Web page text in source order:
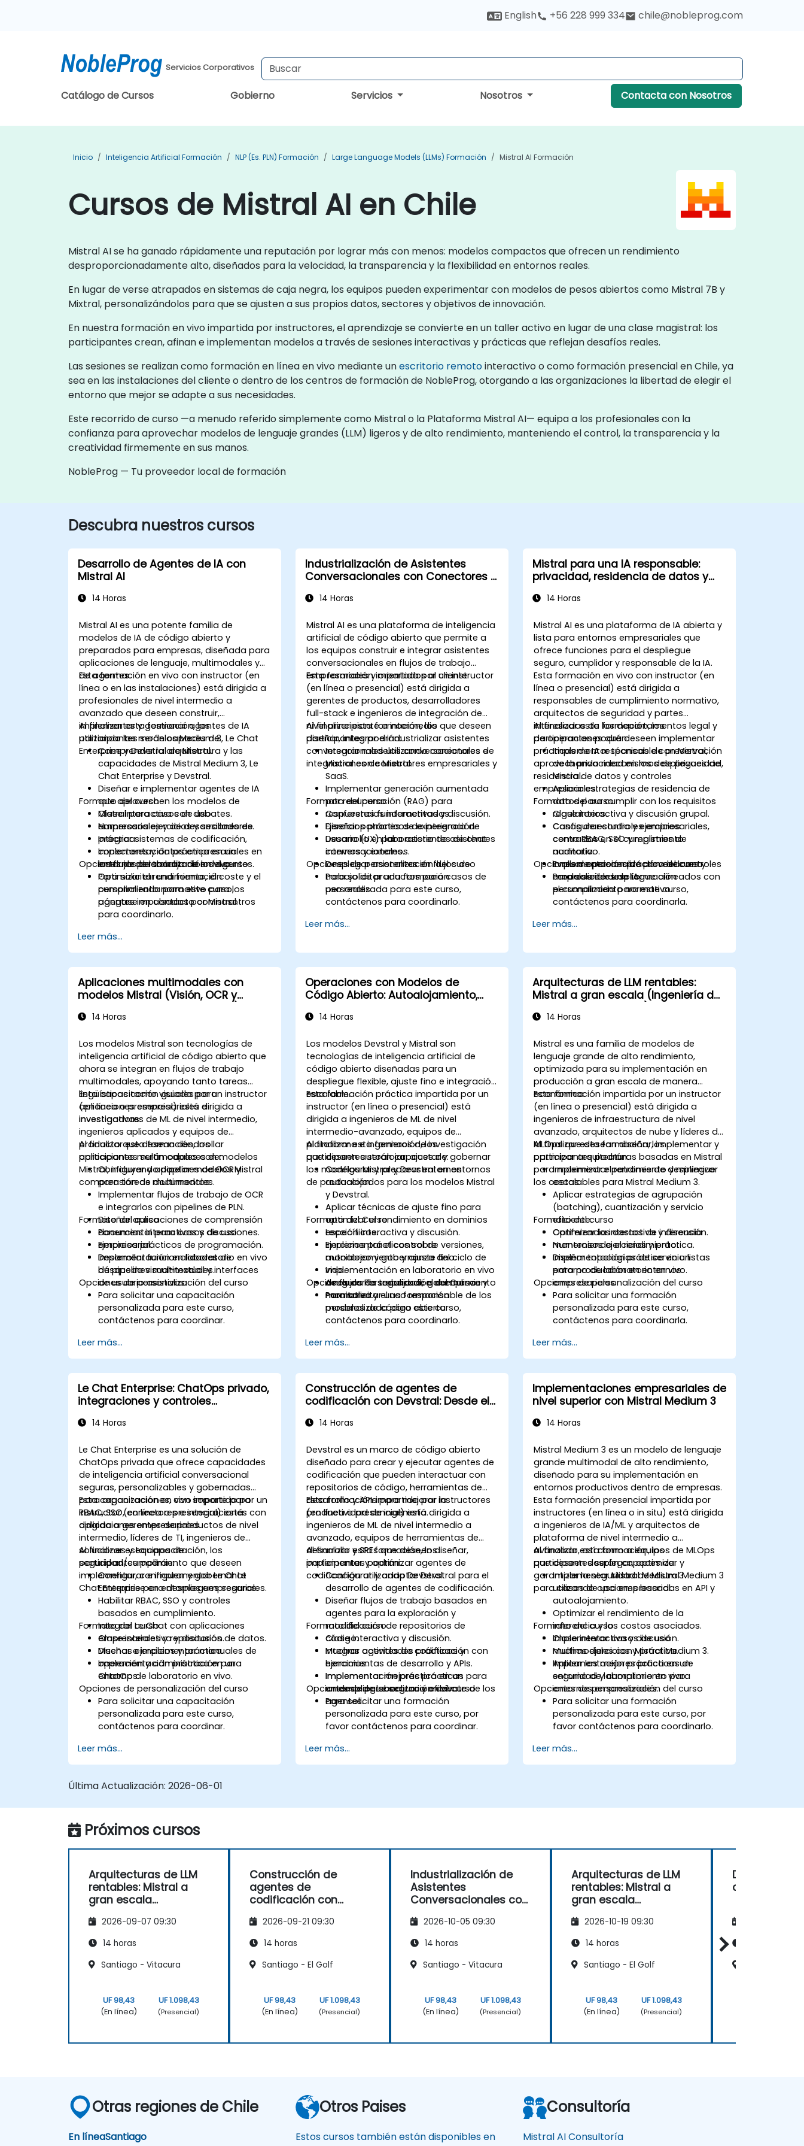
English +56 228 999 334 chile@nobleprog.com
Servicios Corporativos
Catálogo de Cursos Gobierno Servicios Nosotros Contacta con Nosotros
Inicio Inteligencia Artificial Formación NLP (es. PLN) Formación Large Language Models (LLMs) Formación Mistral AI Formación
Cursos de Mistral AI en Chile
Mistral AI se ha ganado rápidamente una reputación por lograr más con menos: modelos compactos que ofrecen un rendimiento
desproporcionadamente alto, diseñados para la velocidad, la transparencia y la flexibilidad en entornos reales.
En lugar de verse atrapados en sistemas de caja negra, los equipos pueden experimentar con modelos de pesos abiertos como Mistral 7B y
Mixtral, personalizándolos para que se ajusten a sus propios datos, sectores y objetivos de innovación.
En nuestra formación en vivo impartida por instructores, el aprendizaje se convierte en un taller activo en lugar de una clase magistral: los
participantes crean, afinan e implementan modelos a través de sesiones interactivas y prácticas que reflejan desafíos reales.
Las sesiones se realizan como formación en línea en vivo mediante unescritorio remotointeractivo o como formación presencial en Chile, ya
sea en las instalaciones del cliente o dentro de los centros de formación de NobleProg, otorgando a las organizaciones la libertad de elegir el
entorno que mejor se adapte a sus necesidades.
Este recorrido de curso —a menudo referido simplemente como Mistral o la Plataforma Mistral AI— equipa a los profesionales con la
confianza para aprovechar modelos de lenguaje grandes (LLM) ligeros y de alto rendimiento, manteniendo el control, la transparencia y la
creatividad firmemente en sus manos.
NobleProg — Tu proveedor local de formación
Descubra nuestros cursos
Desarrollo de Agentes de IA con
Mistral AI
14 Horas
Mistral AI es una potente familia de
modelos de IA de código abierto y
preparados para empresas, diseñada para
aplicaciones de lenguaje, multimodales y
de agentes.
Esta formación en vivo con instructor (en
línea o en las instalaciones) está dirigida a
profesionales de nivel intermedio a
avanzado que deseen construir,
implementar y gestionar agentes de IA
utilizando los modelos Medium 3, Le Chat
Enterprise y Devstral de Mistral.
Al finalizar esta formación, los
participantes serán capaces de:
Comprender la arquitectura y las
capacidades de Mistral Medium 3, Le
Chat Enterprise y Devstral.
Diseñar e implementar agentes de IA
que aprovechen los modelos de
Mistral para casos de uso
empresariales y de desarrolladores.
Integrar sistemas de codificación,
conectores y datos empresariales en
los flujos de trabajo de los agentes.
Optimizar el rendimiento, el coste y el
cumplimiento normativo para los
agentes impulsados por Mistral.
Formato del curso
Clase interactiva con debates.
Numerosos ejercicios y sesiones de
práctica.
Implementación práctica en un
entorno de laboratorio en vivo.
Opciones de personalización del curso
Para solicitar una formación
personalizada para este curso,
póngase en contacto con nosotros
para coordinarlo.
Leer más...
Industrialización de Asistentes
Conversacionales con Conectores e
14 Horas
Mistral AI es una plataforma de inteligencia
artificial de código abierto que permite a
los equipos construir e integrar asistentes
conversacionales en flujos de trabajo
empresariales y orientados al cliente.
Esta formación impartida por un instructor
(en línea o presencial) está dirigida a
gerentes de productos, desarrolladores
full-stack e ingenieros de integración de
nivel principiante a intermedio que deseen
diseñar, integrar e industrializar asistentes
conversacionales utilizando conectores e
integraciones de Mistral.
Al finalizar esta formación, los
participantes podrán:
Integrar modelos conversacionales de
Mistral con conectores empresariales y
SaaS.
Implementar generación aumentada
por recuperación (RAG) para
respuestas fundamentadas.
Diseñar patrones de experiencia de
usuario (UX) para asistentes de chat
internos y externos.
Desplegar asistentes en flujos de
trabajo de productos para casos de
uso reales.
Formato del curso
Conferencias interactivas y discusión.
Ejercicios prácticos de integración.
Desarrollo en laboratorio de asistentes
conversacionales.
Opciones de personalización del curso
Para solicitar una formación
personalizada para este curso,
contáctenos para coordinarlo.
Leer más...
Mistral para una IA responsable:
privacidad, residencia de datos y
14 Horas
Mistral AI es una plataforma de IA abierta y
lista para entornos empresariales que
ofrece funciones para el despliegue
seguro, cumplidor y responsable de la IA.
Esta formación en vivo con instructor (en
línea o presencial) está dirigida a
responsables de cumplimiento normativo,
arquitectos de seguridad y partes
interesadas de los departamentos legal y
de operaciones que deseen implementar
prácticas de IA responsable con Mistral,
aprovechando mecanismos de privacidad,
residencia de datos y controles
empresariales.
Al finalizar esta formación, los
participantes podrán:
Implementar técnicas de preservación
de la privacidad en los despliegues de
Mistral.
Aplicar estrategias de residencia de
datos para cumplir con los requisitos
regulatorios.
Configurar controles empresariales,
como RBAC, SSO y registros de
auditoría.
Evaluar opciones de proveedores y
modelos de despliegue alineados con
el cumplimiento normativo.
Formato del curso
Clase interactiva y discusión grupal.
Casos de estudio y ejercicios
centrados en el cumplimiento
normativo.
Implementación práctica de controles
empresariales de IA.
Opciones de personalización del curso
Para solicitar una formación
personalizada para este curso,
contáctenos para coordinarla.
Leer más...
Aplicaciones multimodales con
modelos Mistral (Visión, OCR y
14 Horas
Los modelos Mistral son tecnologías de
inteligencia artificial de código abierto que
ahora se integran en flujos de trabajo
multimodales, apoyando tanto tareas
lingüísticas como visuales para
aplicaciones empresariales e
investigativas.
Esta capacitación guiada por un instructor
(en línea o presencial) está dirigida a
investigadores de ML de nivel intermedio,
ingenieros aplicados y equipos de
producto que desean desarrollar
aplicaciones multimodales con modelos
Mistral, incluyendo pipelines de OCR y
comprensión de documentos.
Al finalizar esta formación, los
participantes serán capaces de:
Configurar y adaptar modelos Mistral
para tareas multimodales.
Implementar flujos de trabajo de OCR
e integrarlos con pipelines de PLN.
Diseñar aplicaciones de comprensión
documental para casos de uso
empresarial.
Desarrollar funcionalidades de
búsqueda visual-textual y interfaces
de usuario asistivas.
Formato del curso
Ponencias interactivas y discusiones.
Ejercicios prácticos de programación.
Implementación en laboratorio en vivo
de pipelines multimodales.
Opciones de personalización del curso
Para solicitar una capacitación
personalizada para este curso,
contáctenos para coordinar.
Leer más...
Operaciones con Modelos de
Código Abierto: Autoalojamiento,
Modelos Devstral y Mistral
14 Horas
Los modelos Devstral y Mistral son
tecnologías de inteligencia artificial de
código abierto diseñadas para un
despliegue flexible, ajuste fino e integración
escalable.
Esta formación práctica impartida por un
instructor (en línea o presencial) está
dirigida a ingenieros de ML de nivel
intermedio-avanzado, equipos de
plataforma e ingenieros de investigación
que deseen autoalojar, ajustar y gobernar
los modelos Mistral y Devstral en entornos
de producción.
Al finalizar esta formación, los
participantes serán capaces de:
Configurar y preparar entornos
autoalojados para los modelos Mistral
y Devstral.
Aplicar técnicas de ajuste fino para
optimizar el rendimiento en dominios
específicos.
Implementar el control de versiones,
monitoreo y gobernanza del ciclo de
vida.
Asegurar la seguridad, el cumplimiento
normativo y el uso responsable de los
modelos de código abierto.
Formato del Curso
Lección interactiva y discusión.
Ejercicios prácticos sobre
autoalojamiento y ajuste fino.
Implementación en laboratorio en vivo
de flujos de trabajo de gobernanza y
monitoreo.
Opciones de Personalización del Curso
Para solicitar una formación
personalizada para este curso,
contáctenos para coordinarlo.
Leer más...
Arquitecturas de LLM rentables:
Mistral a gran escala (Ingeniería de
14 Horas
Mistral es una familia de modelos de
lenguaje grande de alto rendimiento,
optimizada para su implementación en
producción a gran escala de manera
económica.
Esta formación impartida por un instructor
(en línea o presencial) está dirigida a
ingenieros de infraestructura de nivel
avanzado, arquitectos de nube y líderes de
MLOps que desean diseñar, implementar y
optimizar arquitecturas basadas en Mistral
para maximizar el rendimiento y minimizar
los costos.
Al finalizar esta formación, los
participantes podrán:
Implementar patrones de despliegue
escalables para Mistral Medium 3.
Aplicar estrategias de agrupación
(batching), cuantización y servicio
eficiente.
Optimizar los costos de inferencia
manteniendo el rendimiento.
Diseñar topologías de servicio listas
para producción en entornos
empresariales.
Formato del curso
Conferencia interactiva y discusión.
Numerosos ejercicios y práctica.
Implementación práctica en un
entorno de laboratorio en vivo.
Opciones de personalización del curso
Para solicitar una formación
personalizada para este curso,
contáctenos para coordinarla.
Leer más...
Le Chat Enterprise: ChatOps privado,
integraciones y controles
14 Horas
Le Chat Enterprise es una solución de
ChatOps privada que ofrece capacidades
de inteligencia artificial conversacional
seguras, personalizables y gobernadas
para organizaciones, con soporte para
RBAC, SSO, conectores e integraciones con
aplicaciones empresariales.
Esta capacitación en vivo impartida por un
instructor (en línea o presencial) está
dirigida a gerentes de productos de nivel
intermedio, líderes de TI, ingenieros de
soluciones y equipos de
seguridad/cumplimiento que deseen
implementar, configurar y gobernar Le
Chat Enterprise en entornos empresariales.
Al finalizar esta capacitación, los
participantes podrán:
Configurar e implementar Le Chat
Enterprise para despliegues seguros.
Habilitar RBAC, SSO y controles
basados en cumplimiento.
Integrar Le Chat con aplicaciones
empresariales y repositorios de datos.
Diseñar e implementar manuales de
operación y administración para
ChatOps.
Formato del curso
Clase interactiva y discusión.
Muchos ejercicios y práctica.
Implementación práctica en un
entorno de laboratorio en vivo.
Opciones de personalización del curso
Para solicitar una capacitación
personalizada para este curso,
contáctenos para coordinar.
Leer más...
Construcción de agentes de
codificación con Devstral: Desde el
de herramientas
14 Horas
Devstral es un marco de código abierto
diseñado para crear y ejecutar agentes de
codificación que pueden interactuar con
repositorios de código, herramientas de
desarrollo y APIs para mejorar la
productividad de ingeniería.
Esta formación impartida por instructores
(en línea o presencial) está dirigida a
ingenieros de ML de nivel intermedio a
avanzado, equipos de herramientas de
desarrollo y SREs que deseen diseñar,
implementar y optimizar agentes de
codificación utilizando Devstral.
Al finalizar esta formación, los
participantes podrán:
Configurar y adaptar Devstral para el
desarrollo de agentes de codificación.
Diseñar flujos de trabajo basados en
agentes para la exploración y
modificación de repositorios de
código.
Integrar agentes de codificación con
herramientas de desarrollo y APIs.
Implementar mejores prácticas para
un despliegue seguro y eficiente de los
agentes.
Formato del curso
Clase interactiva y discusión.
Muchas actividades prácticas y
ejercicios.
Implementación práctica en un
entorno de laboratorio en vivo.
Opciones de personalización del curso
Para solicitar una formación
personalizada para este curso, por
favor contáctenos para coordinar.
Leer más...
Implementaciones empresariales de
nivel superior con Mistral Medium 3
14 Horas
Mistral Medium 3 es un modelo de lenguaje
grande multimodal de alto rendimiento,
diseñado para su implementación en
entornos productivos dentro de empresas.
Esta formación presencial impartida por
instructores (en línea o in situ) está dirigida
a ingenieros de IA/ML y arquitectos de
plataforma de nivel intermedio a
avanzado, así como a equipos de MLOps
que deseen desplegar, optimizar y
garantizar la seguridad de Mistral Medium 3
para casos de uso empresarial.
Al finalizar esta formación, los
participantes serán capaces de:
Implementar Mistral Medium 3
utilizando opciones basadas en API y
autoalojamiento.
Optimizar el rendimiento de la
inferencia y los costos asociados.
Implementar casos de uso
multimodales con Mistral Medium 3.
Aplicar las mejores prácticas de
seguridad y cumplimiento para
entornos empresariales.
Formato del curso
Clase interactiva y discusión.
Muchas ejercicios y práctica.
Implementación práctica en un
entorno de laboratorio en vivo.
Opciones de personalización del curso
Para solicitar una formación
personalizada para este curso, por
favor contáctenos para coordinarlo.
Leer más...
Última Actualización: 2026-06-01
Próximos cursos
Arquitecturas de LLM
rentables: Mistral a
gran escala
rendimiento y costos)
2026-09-07 09:30
14 horas
Santiago - Vitacura
UF 98,43
(En línea)
UF 1.098,43
(Presencial)
Construcción de
agentes de
codificación con
diseño del agente
hasta la creación de
herramientas
2026-09-21 09:30
14 horas
Santiago - El Golf
UF 98,43
(En línea)
UF 1.098,43
(Presencial)
Industrialización de
Asistentes
Conversacionales con
Integraciones de
Mistral
2026-10-05 09:30
14 horas
Santiago - Vitacura
UF 98,43
(En línea)
UF 1.098,43
(Presencial)
Arquitecturas de LLM
rentables: Mistral a
gran escala
rendimiento y costos)
2026-10-19 09:30
14 horas
Santiago - El Golf
UF 98,43
(En línea)
UF 1.098,43
(Presencial)
Desarrollo
de IA con
Otras regiones de Chile
En líneaSantiago
Otros Paises
Estos cursos también están disponibles en
Consultoría
Mistral AI Consultoría